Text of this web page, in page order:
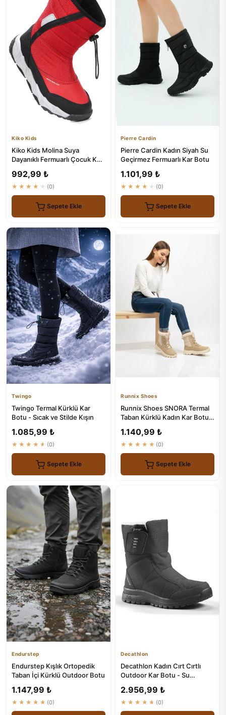
Kiko Kids
Kiko Kids Molina Suya
Dayanıklı Fermuarlı Çocuk Kar
992,99 ₺
★★★★★ (0)
Sepete Ekle
Pierre Cardin
Pierre Cardin Kadın Siyah Su
Geçirmez Fermuarlı Kar Botu
1.101,99 ₺
★★★★★ (0)
Sepete Ekle
Twingo
Twingo Termal Kürklü Kar
Botu - Sıcak ve Stilde Kışın
1.085,99 ₺
★★★★★ (0)
Sepete Ekle
Runnix Shoes
Runnix Shoes SNORA Termal
Taban Kürklü Kadın Kar Botu -
1.140,99 ₺
★★★★★ (0)
Sepete Ekle
Endurstep
Endurstep Kışlık Ortopedik
Taban İçi Kürklü Outdoor Botu
1.147,99 ₺
★★★★★ (0)
Decathlon
Decathlon Kadın Cırt Cırtlı
Outdoor Kar Botu - Su
2.956,99 ₺
★★★★★ (0)